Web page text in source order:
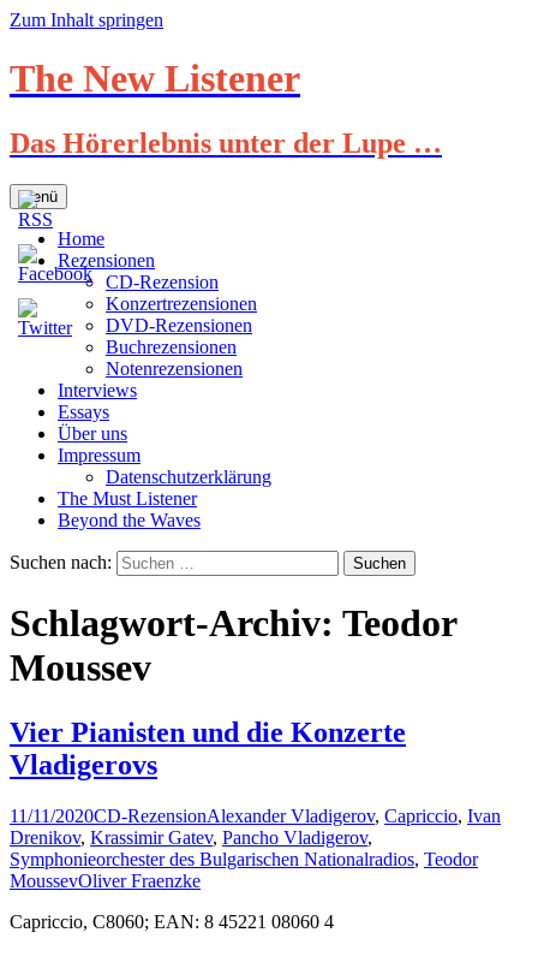
Zum Inhalt springen
The New Listener
Das Hörerlebnis unter der Lupe …
Menü
Home
Rezensionen
CD-Rezension
Konzertrezensionen
DVD-Rezensionen
Buchrezensionen
Notenrezensionen
Interviews
Essays
Über uns
Impressum
Datenschutzerklärung
The Must Listener
Beyond the Waves
Suchen nach:
Schlagwort-Archiv: Teodor
Moussev
Vier Pianisten und die Konzerte
Vladigerovs
11/11/2020CD-RezensionAlexander Vladigerov, Capriccio, Ivan
Drenikov, Krassimir Gatev, Pancho Vladigerov,
Symphonieorchester des Bulgarischen Nationalradios, Teodor
MoussevOliver Fraenzke
Capriccio, C8060; EAN: 8 45221 08060 4